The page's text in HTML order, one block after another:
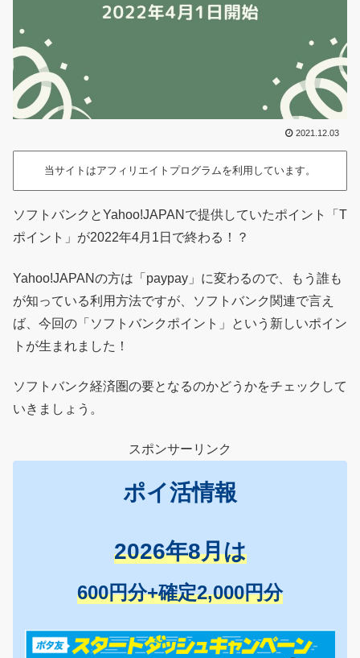
2021.12.03
当サイトはアフィリエイトプログラムを利用しています。
ソフトバンクとYahoo!JAPANで提供していたポイント「T
ポイント」が2022年4月1日で終わる！？
Yahoo!JAPANの方は「paypay」に変わるので、もう誰も
が知っている利用方法ですが、ソフトバンク関連で言え
ば、今回の「ソフトバンクポイント」という新しいポイン
トが生まれました！
ソフトバンク経済圏の要となるのかどうかをチェックして
いきましょう。
スポンサーリンク
ポイ活情報
2026年8月は
600円分+確定2,000円分